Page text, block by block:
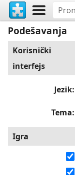
Podešavanja
Korisnički
interfejs
Jezik
Tema
Igra